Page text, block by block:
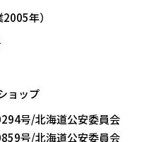
年）
ョップ
号/北海道公安委員会
号/北海道公安委員会